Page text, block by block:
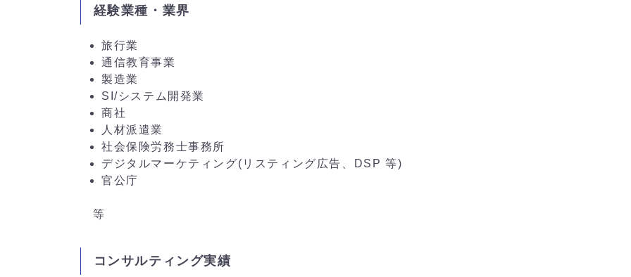
経験業種・業界
旅行業
通信教育事業
製造業
SI/システム開発業
商社
人材派遣業
社会保険労務士事務所
デジタルマーケティング(リスティング広告、DSP 等)
官公庁
等
コンサルティング実績